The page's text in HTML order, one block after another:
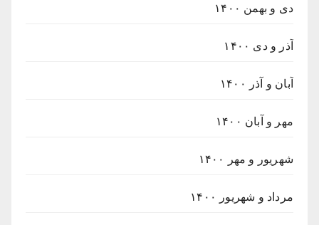
دی و بهمن ۱۴۰۰
آذر و دی ۱۴۰۰
آبان و آذر ۱۴۰۰
مهر و آبان ۱۴۰۰
شهریور و مهر ۱۴۰۰
مرداد و شهریور ۱۴۰۰